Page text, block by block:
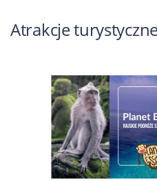
Atrakcje